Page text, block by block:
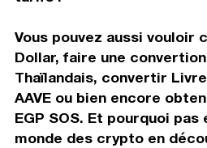
Vous pouvez aussi vouloir
Dollar, faire une
Thaïlandais, convertir
AAVE ou bien encore
EGP SOS. Et pourquoi
monde des crypto en